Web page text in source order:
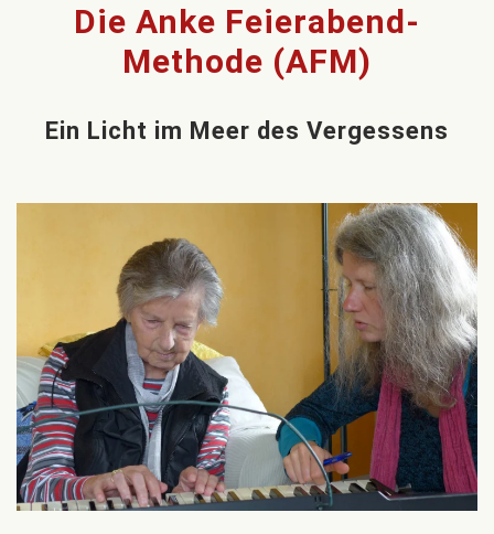
Die Anke Feierabend-
Methode (AFM)
Ein Licht im Meer des Vergessens